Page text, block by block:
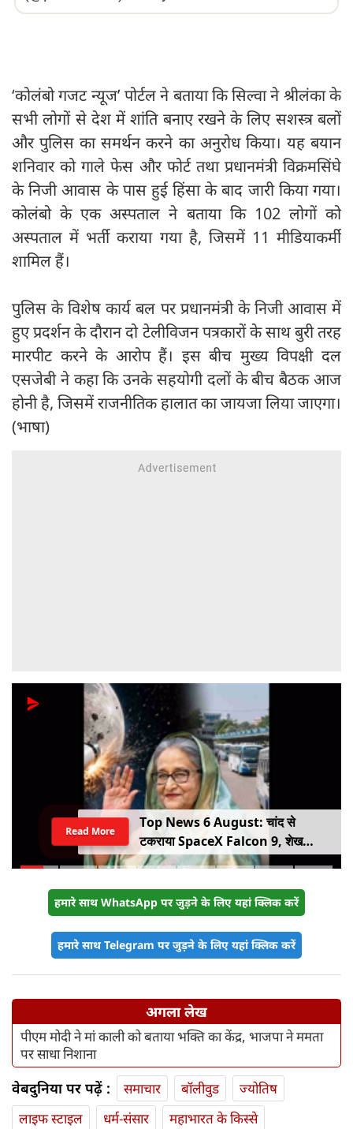
‘कोलंबो गजट न्यूज’ पोर्टल ने बताया कि सिल्वा ने श्रीलंका के
सभी लोगों से देश में शांति बनाए रखने के लिए सशस्त्र बलों
और पुलिस का समर्थन करने का अनुरोध किया। यह बयान
शनिवार को गाले फेस और फोर्ट तथा प्रधानमंत्री विक्रमसिंघे
के निजी आवास के पास हुई हिंसा के बाद जारी किया गया।
कोलंबो के एक अस्पताल ने बताया कि 102 लोगों को
अस्पताल में भर्ती कराया गया है, जिसमें 11 मीडियाकर्मी
शामिल हैं।
पुलिस के विशेष कार्य बल पर प्रधानमंत्री के निजी आवास में
हुए प्रदर्शन के दौरान दो टेलीविजन पत्रकारों के साथ बुरी तरह
मारपीट करने के आरोप हैं। इस बीच मुख्य विपक्षी दल
एसजेबी ने कहा कि उनके सहयोगी दलों के बीच बैठक आज
होनी है, जिसमें राजनीतिक हालात का जायजा लिया जाएगा।
(भाषा)
Top News 6 August: चांद से
टकराया SpaceX Falcon 9, शेख
हसीना की घर वापसी का ऐलान, MP में बस
Read More
हमारे साथ WhatsApp पर जुड़ने के लिए यहां क्लिक करें
हमारे साथ Telegram पर जुड़ने के लिए यहां क्लिक करें
अगला लेख
पीएम मोदी ने मां काली को बताया भक्ति का केंद्र, भाजपा ने ममता
पर साधा निशाना
वेबदुनिया पर पढ़ें : समाचार बॉलीवुड
ज्योतिष
लाइफ स्‍टाइल
धर्म-संसार
महाभारत के किस्से